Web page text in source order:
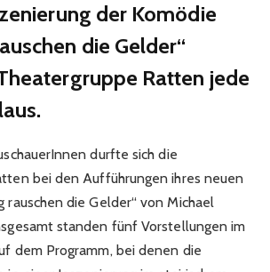
der Komödie
die Gelder“
Ratten jede
durfte sich die
bei den Aufführungen ihres neuen
rauschen die Gelder“ von Michael
standen fünf Vorstellungen im
dem Programm, bei denen die